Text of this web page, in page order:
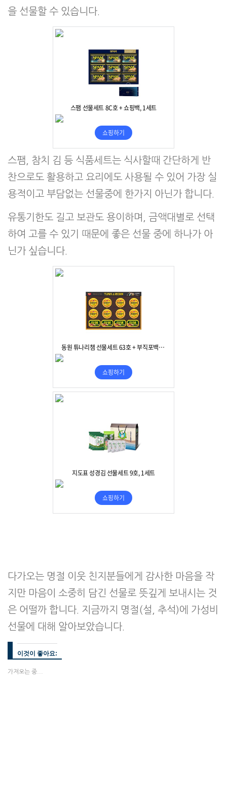
을 선물할 수 있습니다.
스팸, 참치 김 등 식품세트는 식사할때 간단하게 반
찬으로도 활용하고 요리에도 사용될 수 있어 가장 실
용적이고 부담없는 선물중에 한가지 아닌가 합니다.
유통기한도 길고 보관도 용이하며, 금액대별로 선택
하여 고를 수 있기 때문에 좋은 선물 중에 하나가 아
닌가 싶습니다.
다가오는 명절 이웃 친지분들에게 감사한 마음을 작
지만 마음이 소중히 담긴 선물로 뜻깊게 보내시는 것
은 어떨까 합니다. 지금까지 명절(설, 추석)에 가성비
선물에 대해 알아보았습니다.
이것이 좋아요:
가져오는 중...